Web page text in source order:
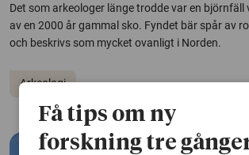
Det som arkeologer länge trodde var en björnfäll
av en 2000 år gammal sko. Fyndet bär spår av
och beskrivs som mycket ovanligt i Norden.
Arkeologi
Få tips om ny
forskning tre